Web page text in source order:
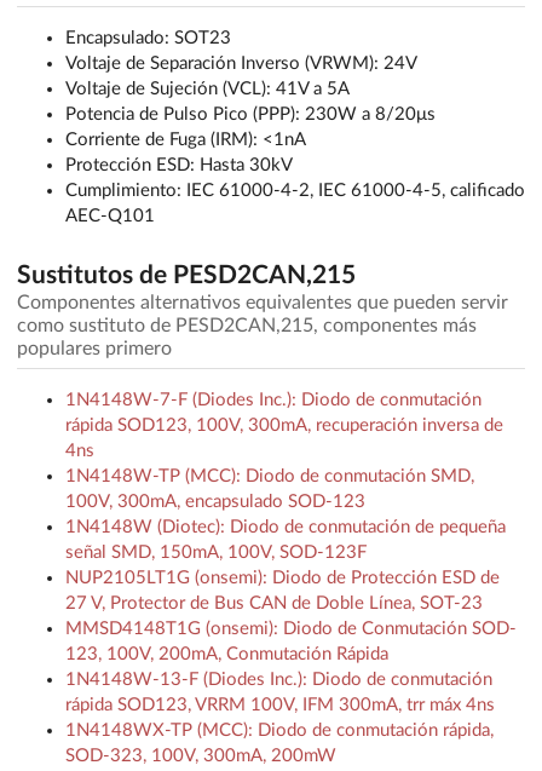
Encapsulado: SOT23
Voltaje de Separación Inverso (VRWM): 24V
Voltaje de Sujeción (VCL): 41V a 5A
Potencia de Pulso Pico (PPP): 230W a 8/20μs
Corriente de Fuga (IRM): <1nA
Protección ESD: Hasta 30kV
Cumplimiento: IEC 61000-4-2, IEC 61000-4-5, calificado
AEC-Q101
Sustitutos de PESD2CAN,215
Componentes alternativos equivalentes que pueden servir
como sustituto de PESD2CAN,215, componentes más
populares primero
1N4148W-7-F (Diodes Inc.): Diodo de conmutación
rápida SOD123, 100V, 300mA, recuperación inversa de
4ns
1N4148W-TP (MCC): Diodo de conmutación SMD,
100V, 300mA, encapsulado SOD-123
1N4148W (Diotec): Diodo de conmutación de pequeña
señal SMD, 150mA, 100V, SOD-123F
NUP2105LT1G (onsemi): Diodo de Protección ESD de
27 V, Protector de Bus CAN de Doble Línea, SOT-23
MMSD4148T1G (onsemi): Diodo de Conmutación SOD-
123, 100V, 200mA, Conmutación Rápida
1N4148W-13-F (Diodes Inc.): Diodo de conmutación
rápida SOD123, VRRM 100V, IFM 300mA, trr máx 4ns
1N4148WX-TP (MCC): Diodo de conmutación rápida,
SOD-323, 100V, 300mA, 200mW